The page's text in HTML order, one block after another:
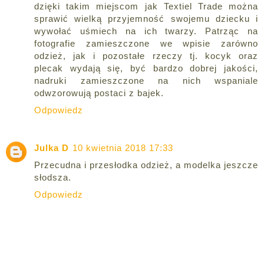
dzięki takim miejscom jak Textiel Trade można
sprawić wielką przyjemność swojemu dziecku i
wywołać uśmiech na ich twarzy. Patrząc na
fotografie zamieszczone we wpisie zarówno
odzież, jak i pozostałe rzeczy tj. kocyk oraz
plecak wydają się, być bardzo dobrej jakości,
nadruki zamieszczone na nich wspaniale
odwzorowują postaci z bajek.
Odpowiedz
Julka D 10 kwietnia 2018 17:33
Przecudna i przesłodka odzież, a modelka jeszcze
słodsza.
Odpowiedz